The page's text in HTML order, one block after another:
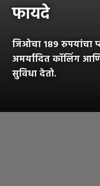
फायदे
जिओचा १८९ रुपयांचा
अमर्यादित कॉलिंग
सुविधा देतो.